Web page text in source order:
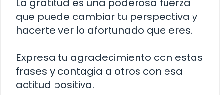
La gratitud es una poderosa fuerza
que puede cambiar tu perspectiva y
hacerte ver lo afortunado que eres.
Expresa tu agradecimiento con estas
frases y contagia a otros con esa
actitud positiva.